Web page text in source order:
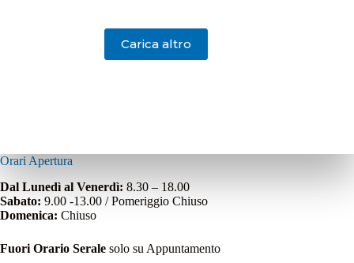
Carica altro
Orari Apertura
Dal Lunedì al Venerdì: 8.30 – 18.00
Sabato: 9.00 -13.00 / Pomeriggio Chiuso
Domenica: Chiuso
Fuori Orario Serale solo su Appuntamento